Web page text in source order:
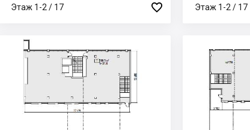
Этаж 1-2 / 17  Этаж 1-2 / 17